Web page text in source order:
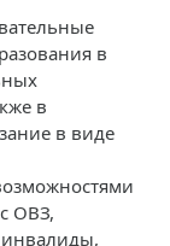
в
в
в виде
ОВЗ,